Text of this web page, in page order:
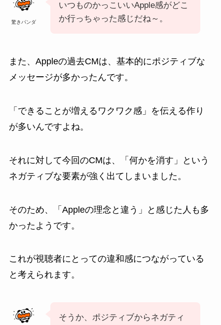
驚きパンダ
いつものかっこいいApple感がどこ
か行っちゃった感じだね～。
また、Appleの過去CMは、基本的にポジティブな
メッセージが多かったんです。
「できることが増えるワクワク感」を伝える作り
が多いんですよね。
それに対して今回のCMは、「何かを消す」という
ネガティブな要素が強く出てしまいました。
そのため、「Appleの理念と違う」と感じた人も多
かったようです。
これが視聴者にとっての違和感につながっている
と考えられます。
そうか、ポジティブからネガティ